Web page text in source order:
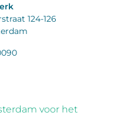
124-126
voor het